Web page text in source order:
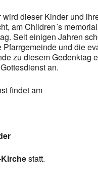
wird dieser Kinder und
am Children´s
Seit einigen Jahren
Pfarrgemeinde und die
zu diesem Gedenktag
an.
findet am
statt.